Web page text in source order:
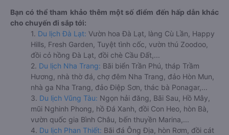
Bạn có thể tham khảo thêm một số điểm đến hấp dẫn khác
cho chuyến đi sắp tới:
1. Du lịch Đà Lạt: Vườn hoa Đà Lạt, làng Cù Lần, Happy
Hills, Fresh Garden, Tuyệt tình cốc, vườn thú Zoodoo,
đồi cỏ hồng Đà Lạt, đồi chè Cầu Đất,...
2. Du lịch Nha Trang: Bãi biển Trần Phú, tháp Trầm
Hương, nhà thờ đá, chợ đêm Nha Trang, đảo Hòn Mun,
nhà ga Nha Trang, đảo Điệp Sơn, thác bà Ponagar,...
3. Du lịch Vũng Tàu: Ngọn hải đăng, Bãi Sau, Hồ Mây,
mũi Nghinh Phong, hồ Đá Xanh, đồi Con Heo, hòn Bà,
vườn quốc gia Bình Châu, bến thuyền Marina,...
4. Du lịch Phan Thiết: Bãi đá Ông Địa, hòn Rơm, đồi cát